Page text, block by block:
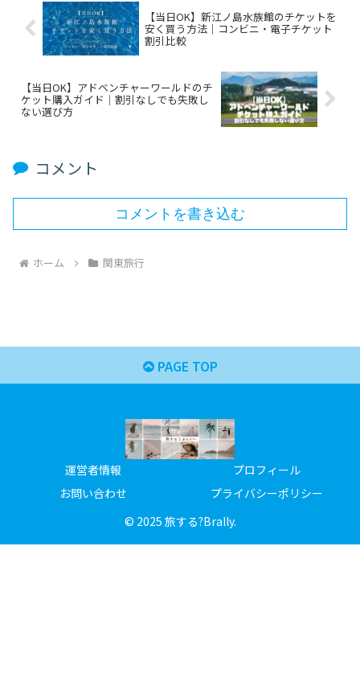
【当日OK】新江ノ島水族館のチケットを
安く買う方法｜コンビニ・電子チケット
割引比較
【当日OK】アドベンチャーワールドのチ
ケット購入ガイド｜割引なしでも失敗し
ない選び方
コメント
コメントを書き込む
ホーム 関東旅行
PAGE TOP
運営者情報
プロフィール
お問い合わせ
プライバシーポリシー
© 2025 旅する?Brally.